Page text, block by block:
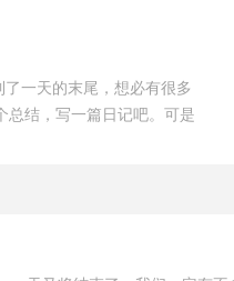
一天的末尾，想必有很多
总结，写一篇日记吧。可是